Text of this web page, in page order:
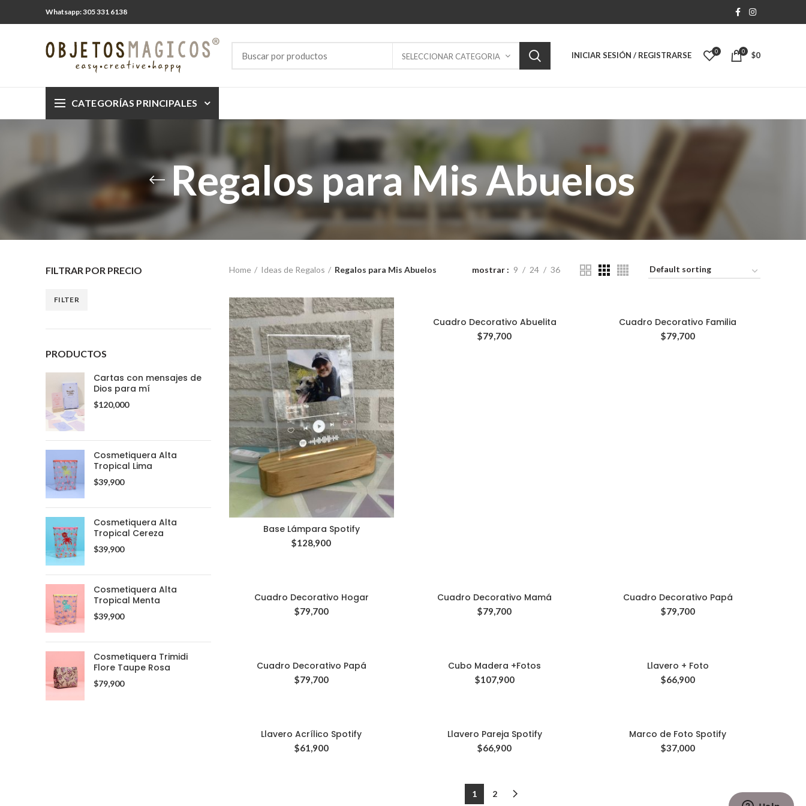
Whatsapp: 305 331 6138
SELECCIONAR CATEGORIA INICIAR SESIÓN / REGISTRARSE 0 0 $0
CATEGORÍAS PRINCIPALES
Regalos para Mis Abuelos
FILTRAR POR PRECIO
FILTER
PRODUCTOS
Cartas con mensajes de
Dios para mí
$120,000
Cosmetiquera Alta
Tropical Lima
$39,900
Cosmetiquera Alta
Tropical Cereza
$39,900
Cosmetiquera Alta
Tropical Menta
$39,900
Cosmetiquera Trimidi
Flore Taupe Rosa
$79,900
Home Ideas de Regalos Regalos para Mis Abuelos mostrar 9 24 36
Base Lámpara Spotify
$128,900
Cuadro Decorativo Abuelita
$79,700
Cuadro Decorativo Familia
$79,700
Cuadro Decorativo Hogar
$79,700
Cuadro Decorativo Mamá
$79,700
Cuadro Decorativo Papá
$79,700
Cuadro Decorativo Papá
$79,700
Cubo Madera +Fotos
$107,900
Llavero + Foto
$66,900
Llavero Acrílico Spotify
$61,900
Llavero Pareja Spotify
$66,900
Marco de Foto Spotify
$37,000
1 2
Whatsapp: (+57) 305 331 6138
Términos y Condiciones
Politicas de Cambios, Garantias y